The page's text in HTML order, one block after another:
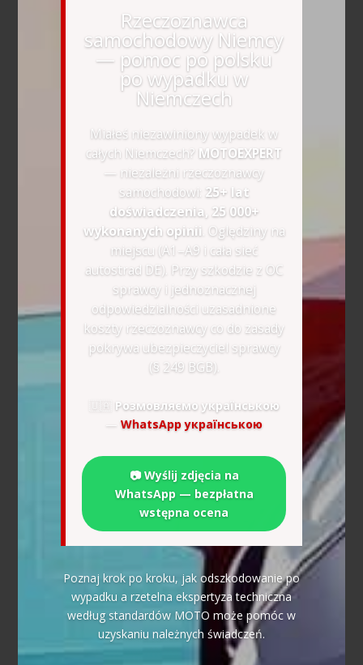
Rzeczoznawca
samochodowy Niemcy
— pomoc po polsku
po wypadku w
Niemczech
Miałeś niezawiniony wypadek w
całych Niemczech? MOTOEXPERT
— niezależni rzeczoznawcy
samochodowi: 25+ lat
doświadczenia, 25 000+
wykonanych opinii . Oględziny na
miejscu (A1–A9 i cała sieć
autostrad DE). Przy szkodzie z OC
sprawcy i jednoznacznej
odpowiedzialności uzasadnione
koszty rzeczoznawcy co do zasady
pokrywa ubezpieczyciel sprawcy
(§ 249 BGB).
🇺🇦 Розмовляємо українською
— WhatsApp українською
📷 Wyślij zdjęcia na
WhatsApp — bezpłatna
wstępna ocena
Poznaj krok po kroku, jak odszkodowanie po
wypadku a rzetelna ekspertyza techniczna
według standardów MOTO może pomóc w
uzyskaniu należnych świadczeń.